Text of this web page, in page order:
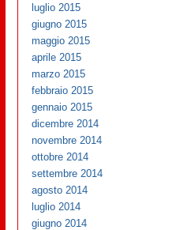
luglio 2015
giugno 2015
maggio 2015
aprile 2015
marzo 2015
febbraio 2015
gennaio 2015
dicembre 2014
novembre 2014
ottobre 2014
settembre 2014
agosto 2014
luglio 2014
giugno 2014